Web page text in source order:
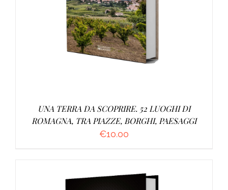
UNA TERRA DA SCOPRIRE. 52 LUOGHI DI
ROMAGNA, TRA PIAZZE, BORGHI, PAESAGGI
€10.00